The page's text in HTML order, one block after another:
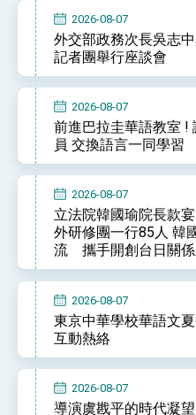
外交部長林佳龍
會」訪問團一行
臺美經貿談判獲
成「臺美對等貿
利戰略地位 全力
外交部與數位發
位實力，達成固
民調顯示多數國
「總合外交」與
總統以「韌性之
年談話
命運
變局中 奮起的
總統發表執政周
團結 迎風轉型
賴總統就職演說影
2026-08-07
外交部政務次長吳志
記者團舉行座談會
2026-08-07
前進巴拉圭華語教室 !
員 交換語言一同學習
2026-08-07
立法院韓國瑜院長款
外研修團一行85人 韓
流 攜手開創台日關係
2026-08-07
東京中華學校華語文
互動熱絡
2026-08-07
導演虞戡平的時代凝